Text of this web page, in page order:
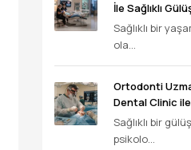
İle Sağlıklı
Sağlıklı bir
ola...
Ortodonti
Dental Clinic
Sağlıklı bir
psikolo...